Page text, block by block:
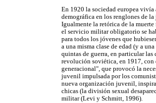
En 1920 la sociedad europea vivía
demográfica en los renglones de
Igualmente la retórica de la
el servicio militar obligatorio se
para todos los jóvenes que
a una misma clase de edad (y a
quintas de guerra, en particular
revolución soviética, en 1917, con
generacional", que provocó la
juvenil impulsada por los
nueva organización juvenil,
chicas (la división sexual
militar (Levi y Schmitt, 1996).